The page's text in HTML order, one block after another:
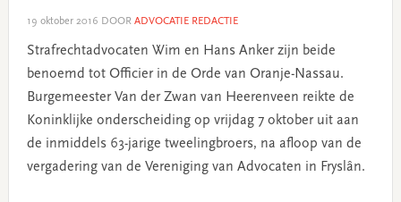
19 oktober 2016 DOOR ADVOCATIE REDACTIE
Strafrechtadvocaten Wim en Hans Anker zijn beide
benoemd tot Officier in de Orde van Oranje-Nassau.
Burgemeester Van der Zwan van Heerenveen reikte de
Koninklijke onderscheiding op vrijdag 7 oktober uit aan
de inmiddels 63-jarige tweelingbroers, na afloop van de
vergadering van de Vereniging van Advocaten in Fryslân.